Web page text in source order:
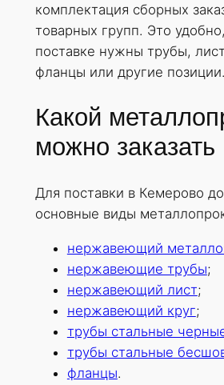
комплектация сборных
товарных групп. Это
поставке нужны трубы,
фланцы или другие позиции.
Какой
можно заказать
Для поставки в Кемерово
основные виды
нержавеющий
нержавеющие трубы;
нержавеющий лист;
нержавеющий круг;
трубы стальные
трубы стальные
фланцы.